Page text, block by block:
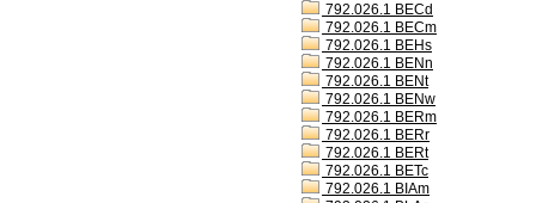
792.026.1 BECd
792.026.1 BECm
792.026.1 BEHs
792.026.1 BENn
792.026.1 BENt
792.026.1 BENw
792.026.1 BERm
792.026.1 BERr
792.026.1 BERt
792.026.1 BETc
792.026.1 BIAm